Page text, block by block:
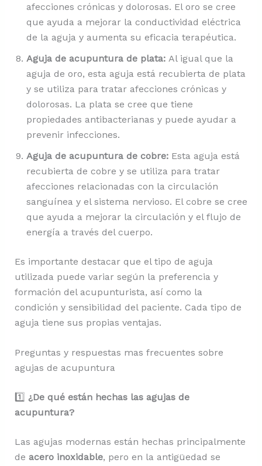
afecciones crónicas y dolorosas. El oro se cree
que ayuda a mejorar la conductividad eléctrica
de la aguja y aumenta su eficacia terapéutica.
Aguja de acupuntura de plata: Al igual que la
aguja de oro, esta aguja está recubierta de plata
y se utiliza para tratar afecciones crónicas y
dolorosas. La plata se cree que tiene
propiedades antibacterianas y puede ayudar a
prevenir infecciones.
Aguja de acupuntura de cobre:Esta aguja está
recubierta de cobre y se utiliza para tratar
afecciones relacionadas con la circulación
sanguínea y el sistema nervioso. El cobre se cree
que ayuda a mejorar la circulación y el flujo de
energía a través del cuerpo.
Es importante destacar que el tipo de aguja
utilizada puede variar según la preferencia y
formación del acupunturista, así como la
condición y sensibilidad del paciente. Cada tipo de
aguja tiene sus propias ventajas.
Preguntas y respuestas mas frecuentes sobre
agujas de acupuntura
1️⃣ ¿De qué están hechas las agujas de
acupuntura?
Las agujas modernas están hechas principalmente
de acero inoxidable, pero en la antigüedad se